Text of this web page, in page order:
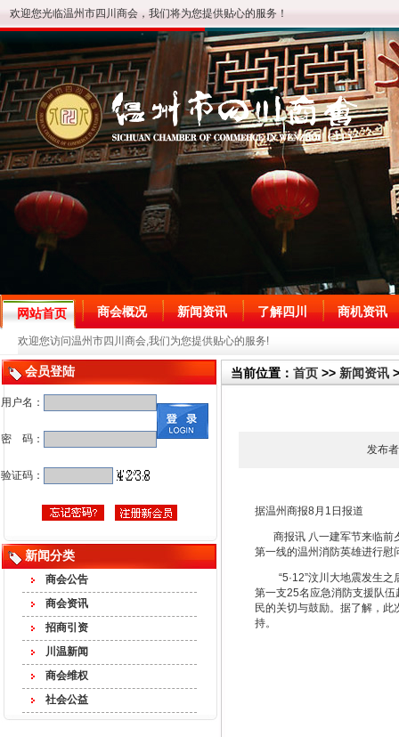
欢迎您光临温州市四川商会，我们将为您提供贴心的服务！
网站首页
欢迎您访问温州市四川商会,我们为您提供贴心的服务!
商会概况 新闻资讯 了解四川 商机资讯
会员登陆
用户名：
密 码：
验证码：
新闻分类
商会公告
商会资讯
招商引资
川温新闻
商会维权
社会公益
当前位置： 首页 >> 新闻资讯
发布
据温州商报8月1日报道
商报讯 八一建军节来临前
第一线的温州消防英雄进行慰
“5·12”汶川大地震发生之
第一支25名应急消防支援队
民的关切与鼓励。据了解，
持。